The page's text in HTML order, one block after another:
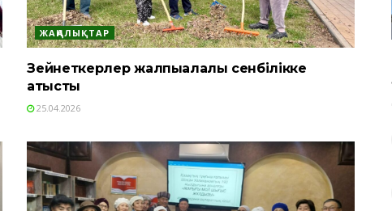
ЖАҢАЛЫҚТАР
Зейнеткерлер жалпықалалық сенбілікке
қатысты
25.04.2026